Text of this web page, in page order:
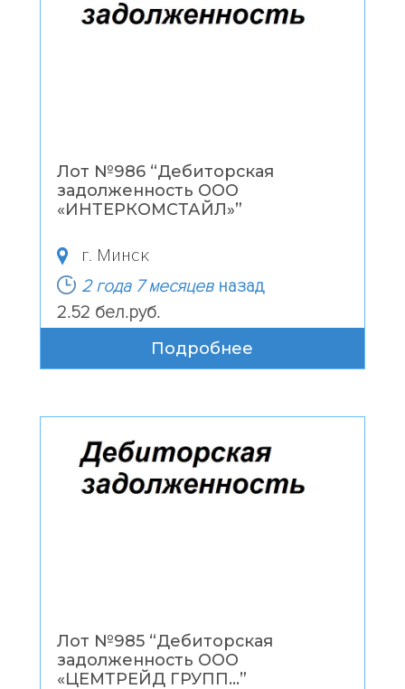
Лот №986 “Дебиторская
задолженность ООО
«ИНТЕРКОМСТАЙЛ»”
г. Минск
2 года 7 месяцевназад
2.52 бел.руб.
Подробнее
Лот №985 “Дебиторская
задолженность ООО
«ЦЕМТРЕЙД ГРУПП...”